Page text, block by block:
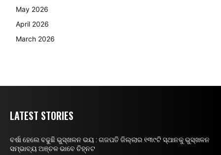
May 2026
April 2026
March 2026
LATEST STORIES
ବର୍ଷା ହେଲେ ବଢୁଛି ଭୁସ୍ଖଳନ ଭୟ : ଗଜପତି ଜିଲ୍ଲାର ୧୩୯ଟି ସ୍ଥାନକୁ ଭୁସ୍ଖଳନ
ସମ୍ଭାବ୍ୟ ଅଞ୍ଚଳ ଭାବେ ଚିହ୍ନଟ